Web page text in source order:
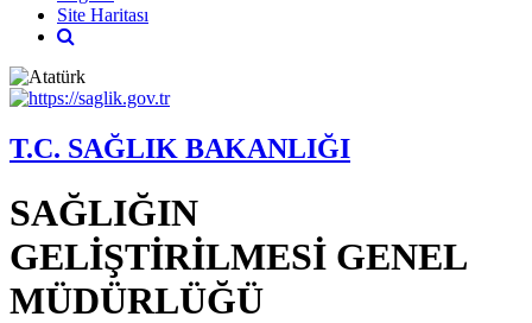
Site Haritası
T.C. SAĞLIK BAKANLIĞI
SAĞLIĞIN
GELİŞTİRİLMESİ GENEL
MÜDÜRLÜĞÜ